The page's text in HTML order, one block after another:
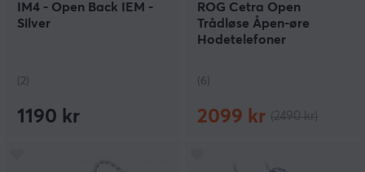
IM4 - Open Back IEM -
Silver
(2)
1190 kr
ROG Cetra Open
Trådløse Åpen-øre
Hodetelefoner
(6)
2099 kr